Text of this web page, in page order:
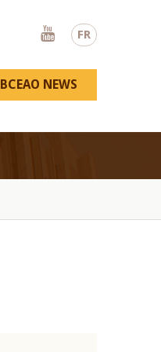
FR
Youtube
BCEAO NEWS